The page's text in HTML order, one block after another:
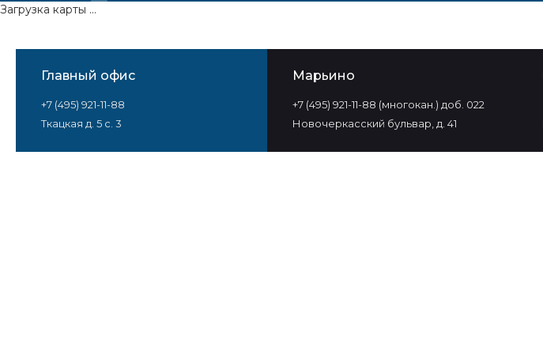
Главный офис
+7 (495) 921-11-88
Ткацкая д. 5 с. 3
Марьино
+7 (495) 921-11-88 (многокан.) доб. 022
Новочеркасский бульвар, д. 41
Загрузка карты ...